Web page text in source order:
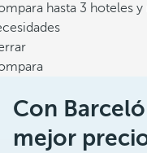
hasta 3 hoteles
Con
mejor